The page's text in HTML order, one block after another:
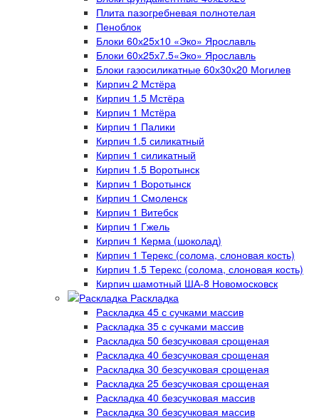
Плита пазогребневая полнотелая
Пеноблок
Блоки 60х25х10 «Эко» Ярославль
Блоки 60х25х7.5«Эко» Ярославль
Блоки газосиликатные 60х30х20 Могилев
Кирпич 2 Мстёра
Кирпич 1.5 Мстёра
Кирпич 1 Мстёра
Кирпич 1 Палики
Кирпич 1.5 силикатный
Кирпич 1 силикатный
Кирпич 1.5 Воротынск
Кирпич 1 Воротынск
Кирпич 1 Смоленск
Кирпич 1 Витебск
Кирпич 1 Гжель
Кирпич 1 Керма (шоколад)
Кирпич 1 Терекс (солома, слоновая кость)
Кирпич 1.5 Терекс (солома, слоновая кость)
Кирпич шамотный ША-8 Новомосковск
Раскладка
Раскладка 45 с сучками массив
Раскладка 35 с сучками массив
Раскладка 50 безсучковая срощеная
Раскладка 40 безсучковая срощеная
Раскладка 30 безсучковая срощеная
Раскладка 25 безсучковая срощеная
Раскладка 40 безсучковая массив
Раскладка 30 безсучковая массив